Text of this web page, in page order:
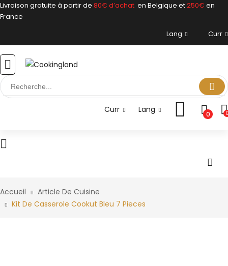
Livraison gratuite à partir de 80€ d’achat en Belgique et250€ en
France
Lang
Curr
Curr Lang 0
Accueil
Article De Cuisine
Kit De Casserole Cookut Bleu 7 Pieces